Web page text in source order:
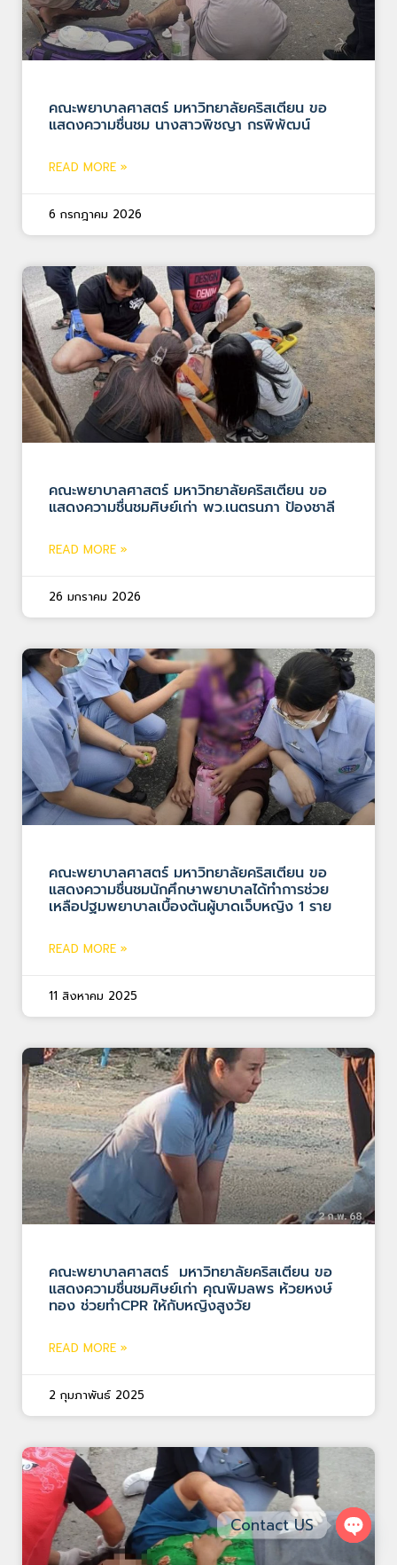
คณะพยาบาลศาสตร์ มหาวิทยาลัยคริสเตียน ขอ
แสดงความชื่นชม นางสาวพิชญา กรพิพัฒน์
READ MORE »
6 กรกฎาคม 2026
คณะพยาบาลศาสตร์ มหาวิทยาลัยคริสเตียน ขอ
แสดงความชื่นชมศิษย์เก่า พว.เนตรนภา ป้องชาลี
READ MORE »
26 มกราคม 2026
คณะพยาบาลศาสตร์ มหาวิทยาลัยคริสเตียน ขอ
แสดงความชื่นชมนักศึกษาพยาบาลได้ทำการช่วย
เหลือปฐมพยาบาลเบื้องต้นผู้บาดเจ็บหญิง 1 ราย
READ MORE »
11 สิงหาคม 2025
คณะพยาบาลศาสตร์ มหาวิทยาลัยคริสเตียน ขอ
แสดงความชื่นชมศิษย์เก่า คุณพิมลพร ห้วยหงษ์
ทอง ช่วยทำCPR ให้กับหญิงสูงวัย
READ MORE »
2 กุมภาพันธ์ 2025
Contact US